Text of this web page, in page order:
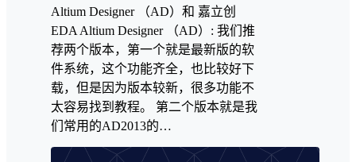
Altium Designer （AD）和 嘉立创
EDA Altium Designer （AD）: 我们推
荐两个版本，第一个就是最新版的软
件系统，这个功能齐全，也比较好下
载，但是因为版本较新，很多功能不
太容易找到教程。 第二个版本就是我
们常用的AD2013的…